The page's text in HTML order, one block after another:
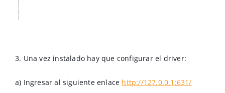
3. Una vez instalado hay que configurar el driver:
a) Ingresar al siguiente enlace http://127.0.0.1:631/